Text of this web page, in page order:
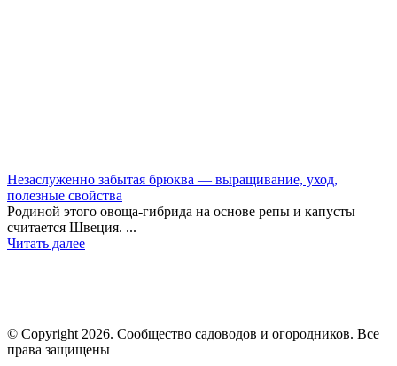
Незаслуженно забытая брюква — выращивание, уход,
полезные свойства
Родиной этого овоща-гибрида на основе репы и капусты
считается Швеция. ...
Читать далее
© Copyright 2026. Cообщество садоводов и огородников. Все
права защищены